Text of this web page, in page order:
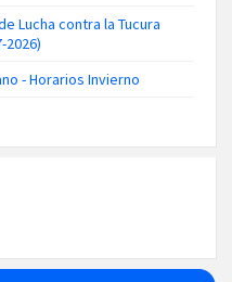
Lucha contra la Tucura
2026)
- Horarios Invierno